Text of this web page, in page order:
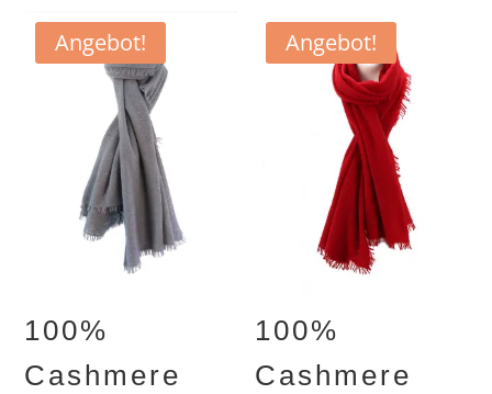
Angebot!
100%
Cashmere
Angebot!
100%
Cashmere